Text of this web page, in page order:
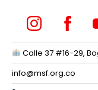
Calle 37 #16-29,
info@msf.org.co